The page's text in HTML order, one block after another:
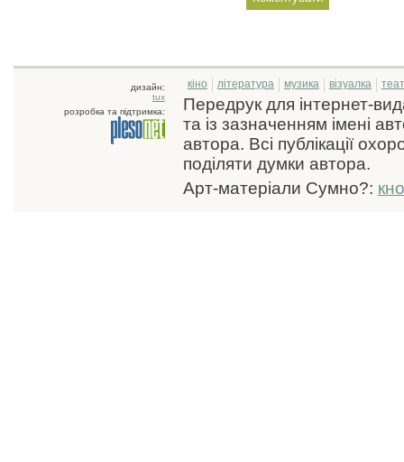
дизайн:
tux
розробка та підтримка:
кіно література музика візуалка
Передрук для інтернет-
та із зазначенням імені
автора. Всі публікації
поділяти думки автора.
Арт-матеріали Сумно?: